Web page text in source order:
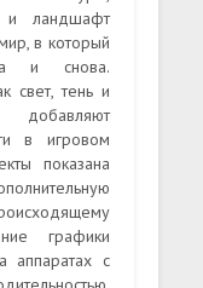
и ландшафт
в который
и снова.
свет, тень и
в игровом
показана
графики
аппаратах с